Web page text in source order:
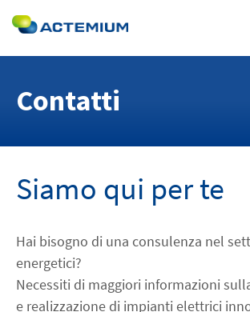
Contatti
Lavora con noi
Ricerca
Contatti
Siamo qui per te
Hai bisogno di una consulenza nel
energetici?
Necessiti di maggiori informazioni
e realizzazione di impianti elettrici